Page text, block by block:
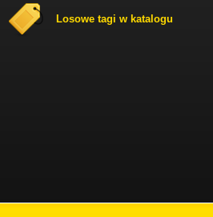
Losowe tagi w katalogu